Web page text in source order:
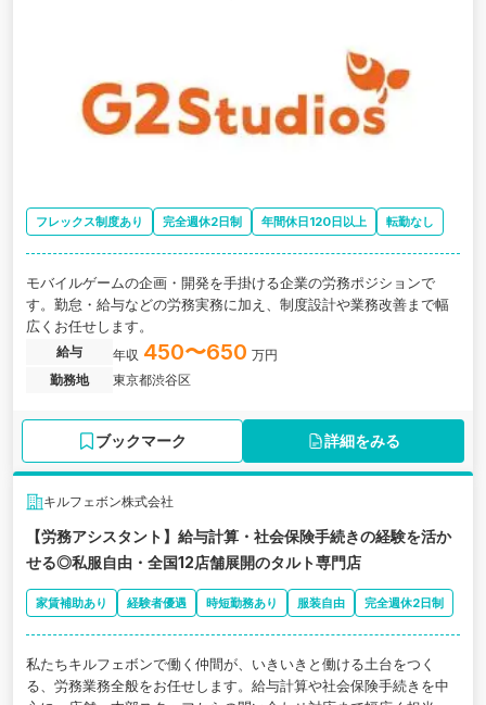
フレックス制度あり 完全週休2日制 年間休日120日以上 転勤なし
モバイルゲームの企画・開発を手掛ける企業の労務ポジションで
す。勤怠・給与などの労務実務に加え、制度設計や業務改善まで幅
広くお任せします。
給与 年収 450〜650 万円
勤務地
東京都渋谷区
ブックマーク 詳細をみる
キルフェボン株式会社
【労務アシスタント】給与計算・社会保険手続きの経験を活か
せる◎私服自由・全国12店舗展開のタルト専門店
家賃補助あり 経験者優遇 時短勤務あり 服装自由 完全週休2日制
私たちキルフェボンで働く仲間が、いきいきと働ける土台をつく
る、労務業務全般をお任せします。給与計算や社会保険手続きを中